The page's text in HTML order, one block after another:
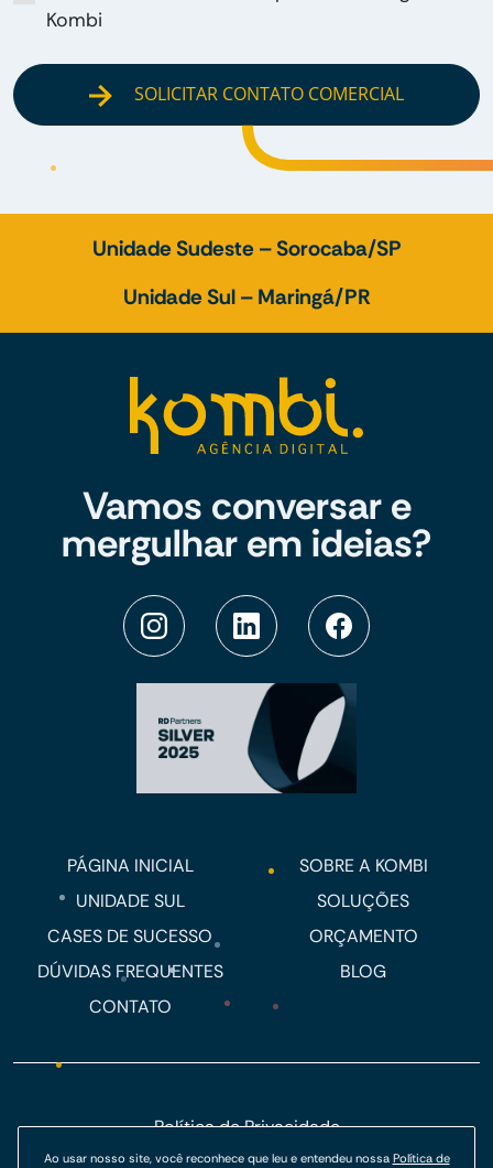
Kombi
SOLICITAR CONTATO COMERCIAL
Unidade Sudeste – Sorocaba/SP
Unidade Sul – Maringá/PR
Vamos conversar e
mergulhar em ideias?
PÁGINA INICIAL
SOBRE A KOMBI
UNIDADE SUL
SOLUÇÕES
CASES DE SUCESSO
ORÇAMENTO
DÚVIDAS FREQUENTES
BLOG
CONTATO
Política de Privacidade
Política de Cookies
Ao usar nosso site, você reconhece que leu e entendeu nossa Política de